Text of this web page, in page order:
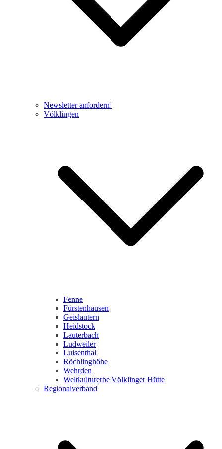
Newsletter anfordern!
Völklingen
Fenne
Fürstenhausen
Geislautern
Heidstock
Lauterbach
Ludweiler
Luisenthal
Röchlinghöhe
Wehrden
Weltkulturerbe Völklinger Hütte
Regionalverband